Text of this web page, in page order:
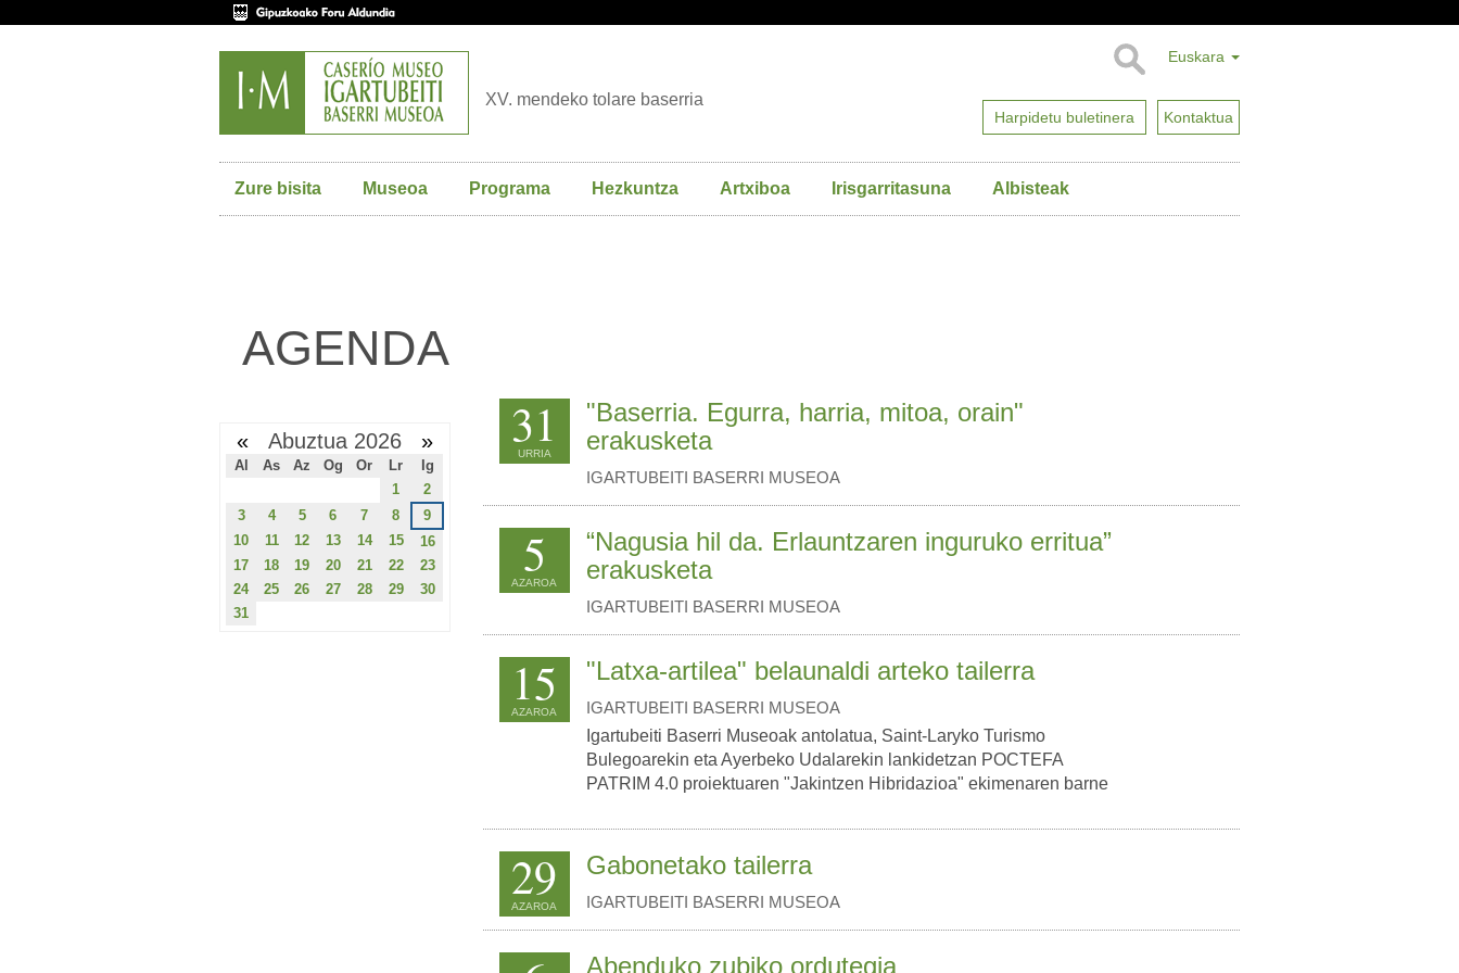
Euskara
Harpidetu buletinera Kontaktua
XV. mendeko tolare baserria
Zure bisita Museoa Programa Hezkuntza Artxiboa Irisgarritasuna Albisteak
AGENDA
31
URRIA
"Baserria. Egurra, harria, mitoa, orain"
erakusketa
IGARTUBEITI BASERRI MUSEOA
5
AZAROA
“Nagusia hil da. Erlauntzaren inguruko erritua”
erakusketa
IGARTUBEITI BASERRI MUSEOA
15
AZAROA
"Latxa-artilea" belaunaldi arteko tailerra
IGARTUBEITI BASERRI MUSEOA
Igartubeiti Baserri Museoak antolatua, Saint-Laryko Turismo
Bulegoarekin eta Ayerbeko Udalarekin lankidetzan POCTEFA
PATRIM 4.0 proiektuaren "Jakintzen Hibridazioa" ekimenaren barne
29
AZAROA
Gabonetako tailerra
IGARTUBEITI BASERRI MUSEOA
Abenduko zubiko ordutegia
« Abuztua 2026 »
Al As Az Og Or Lr
Ig
1
2
3
4 5 6 7 8
9
10
11 12 13 14 15
16
17
18 19 20 21 22
23
24
25 26 27 28 29
30
31